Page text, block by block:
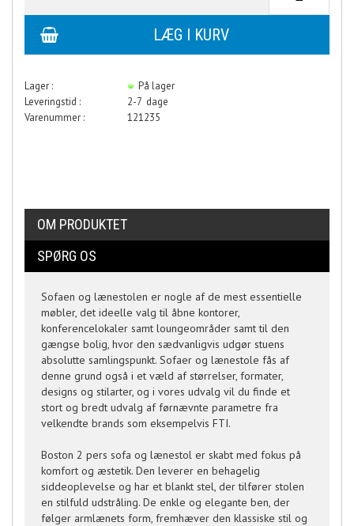
Lager :
På lager
Leveringstid :
2-7 dage
Varenummer :
121235
OM PRODUKTET
SPØRG OS
Sofaen og lænestolen er nogle af de mest essentielle
møbler, det ideelle valg til åbne kontorer,
konferencelokaler samt loungeområder samt til den
gængse bolig, hvor den sædvanligvis udgør stuens
absolutte samlingspunkt. Sofaer og lænestole fås af
denne grund også i et væld af størrelser, formater,
designs og stilarter, og i vores udvalg vil du finde et
stort og bredt udvalg af førnævnte parametre fra
velkendte brands som eksempelvis FTI.
Boston 2 pers sofa og lænestol er skabt med fokus på
komfort og æstetik. Den leverer en behagelig
siddeoplevelse og har et blankt stel, der tilfører stolen
en stilfuld udstråling. De enkle og elegante ben, der
følger armlænets form, fremhæver den klassiske stil og